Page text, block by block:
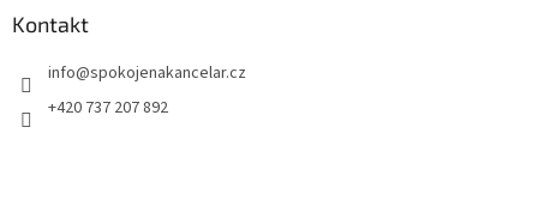
Kontakt
info@spokojenakancelar.cz
+420 737 207 892